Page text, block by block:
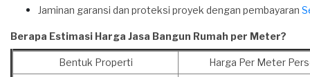
Jaminan garansi dan proteksi proyek dengan pembayaran
Berapa Estimasi Harga Jasa Bangun Rumah per Meter?
Bentuk Properti
Harga Per Meter